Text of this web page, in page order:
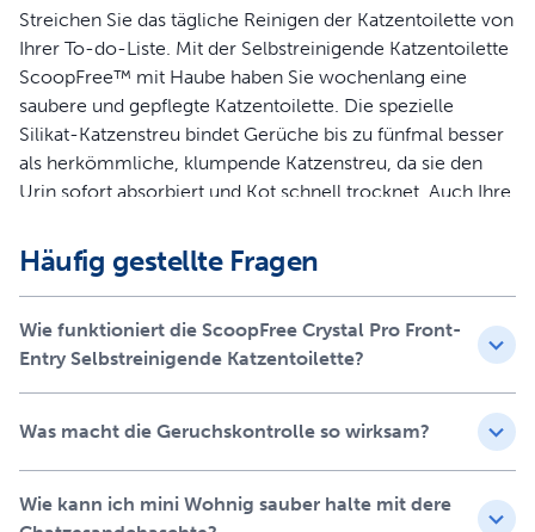
Streichen Sie das tägliche Reinigen der Katzentoilette von
Ihrer To-do-Liste. Mit der Selbstreinigende Katzentoilette
ScoopFree™ mit Haube haben Sie wochenlang eine
saubere und gepflegte Katzentoilette. Die spezielle
Silikat-Katzenstreu bindet Gerüche bis zu fünfmal besser
als herkömmliche, klumpende Katzenstreu, da sie den
Urin sofort absorbiert und Kot schnell trocknet. Auch Ihre
staubfrei ist und nicht an den Pfoten haften bleibt.
Sicherheitssensoren sorgen dafür, dass der Rechenzyklus
Toilette befindet. Die Einwegschalen haben eine
Kunststoffauskleidung als Auslaufschutz sowie einen
Deckel zur schnellen und einfachen Entsorgung. Die
gebrauchte Schale lässt sich bequem durch eine neue
austauschen. Ein Gesundheitsmonitor zählt die Besuche
der Katzentoilette. Dadurch lassen sich gesundheitliche
Probleme gegebenenfalls frühzeitig erkennen. Die
Häufig gestellte Fragen
Wie funktioniert die ScoopFree Crystal Pro Front-
Entry Selbstreinigende Katzentoilette?
Was macht die Geruchskontrolle so wirksam?
Wie kann ich mini Wohnig sauber halte mit dere